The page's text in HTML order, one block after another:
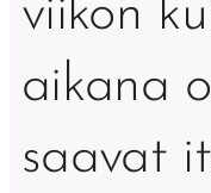
viikon
aikana
saavat